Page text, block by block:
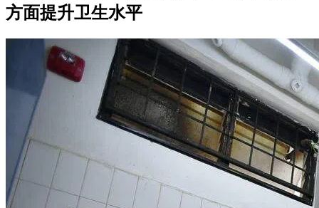
方面提升卫生水平